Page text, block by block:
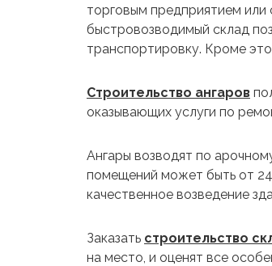
торговым предприятием
быстровозводимый склад
транспортировку. Кроме
Строительство ангаров
оказывающих услуги по
Ангары возводят по
помещений может быть от
качественное возведение
Заказать строительство
на место, и оценят все